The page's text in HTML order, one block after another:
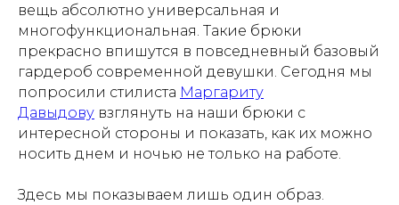
вещь абсолютно универсальная и
многофункциональная. Такие брюки
прекрасно впишутся в повседневный базовый
гардероб современной девушки. Сегодня мы
попросили стилиста Маргариту
Давыдову взглянуть на наши брюки с
интересной стороны и показать, как их можно
носить днем и ночью не только на работе.
Здесь мы показываем лишь один образ.